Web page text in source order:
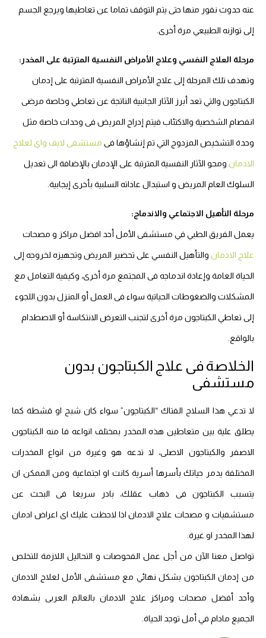
عنه حدوث نفور منها حتى يتم التوقف تماما عن تعاطيها ويرجع الجسم
إلى توازنه الطبيعي مرة أخرى.
مرحلة العلاج النفسي وعلاج الأمراض النفسية المترتبة على المخدر:
وتهدف تلك المرحلة إلى علاج الأمراض النفسية المترتبة على إدمان
الكبتاجون والتي تعد أبرز الآثار الجانبية الناتجة عن تعاطي وخاصة مرضى
انفصام الشخصية والاكتئاب فيتم إدراج المريض فى وحدات خاصة مثل
وحدة التشخيص المزدوج التي تم إنشاؤها فى مستشفى لايف واي لعلاج
الادمان ومحو الآثار النفسية المترتبة على الإدمان بالإضافة الى تعديل
السلوك العام المريض و استبدال عاداته السلبية بأخرى إيجابية.
مرحلة التأهيل الاجتماعي والاندماج:
يعمل الفريق الطبي في مستشفى الأمل أحد افضل مراكز و مصحات
علاج الادمان والتأهيل النفسي على تحضير المريض وتجهيزه لخروجه إلى
الحياة العامة وإعادة اندماجه فى المجتمع مرة أخرى، وكيفية التعامل مع
المشكلات والضغوطات الحياتية سواء فى العمل أو المنزل بدون اللجوء
إلى تعاطي الكبتاجون مرة أخرى لتجنب التعرض الانتكاسة أو الاصطدام
بالواقع.
الخلاصة فى علاج الكبتاجون بدون
مستشفى
لا تدعي هذا السلاح الفتاك “الكبتاجون” سواء كان شبح او قشطة كما
يطلق علية بين متعاطين هذه المخدر بمختلف انواعه فا منه الكبتاجون
الاصفر والكبتاجون الاصلى، لا تدعه هو وغيرة من انواع المخدرات
المختلفة يدمر حياتك بأسرها أسرية كانت او اجتماعية ومن الممكن ان
يتسبب الكبتاجون فى ذهاب عقلك، بادر سريعا فى البحث عن
مستشفيات و مصحات علاج الادمان اذا لاحظت عليك اى اعراض ادمان
لهذا المخدر او غيرة.
تواصل معنا الآن من أجل عمل الفحوصات و التحاليل اللازمة للتخلص
من إدمان الكبتاجون بشكل نهائي مع مستشفى الأمل لعلاج الادمان
وأحد أفضل مصحات ومراكز علاج الادمان بالعالم العربى بشهادة
الجميع مادام في أمل توجد الحياة.